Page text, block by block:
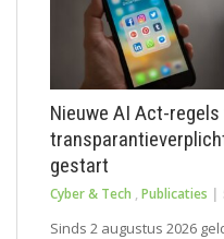
Nieuwe AI Act-
gestart
Cyber & Tech , Publicaties |
Sinds 2 augustus 2026